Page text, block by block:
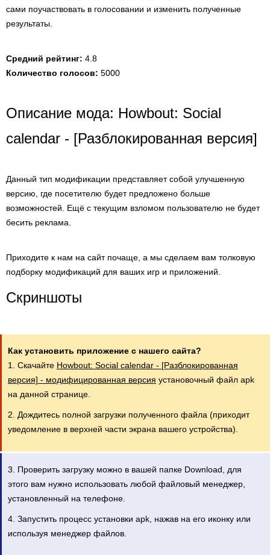
сами поучаствовать в голосовании и изменить полученные
результаты.
Средний рейтинг: 4.8
Количество голосов: 5000
Описание мода: Howbout: Social
calendar - [Разблокированная версия]
Данный тип модификации представляет собой улучшенную
версию, где посетителю будет предложено больше
возможностей. Ещё с текущим взломом пользователю не будет
бесить реклама.
Приходите к нам на сайт почаще, а мы сделаем вам толковую
подборку модификаций для ваших игр и приложений.
Скриншоты
Как установить приложение с нашего сайта?
1. Скачайте Howbout: Social calendar - [Разблокированная
версия] - модифицированная версия установочный файл apk
на данной странице.
2. Дождитесь полной загрузки полученного файла (приходит
уведомление в верхней части экрана вашего устройства).
3. Проверить загрузку можно в вашей папке Download, для
этого вам нужно использовать любой файловый менеджер,
установленный на телефоне.
4. Запустить процесс установки apk, нажав на его иконку или
используя менеджер файлов.